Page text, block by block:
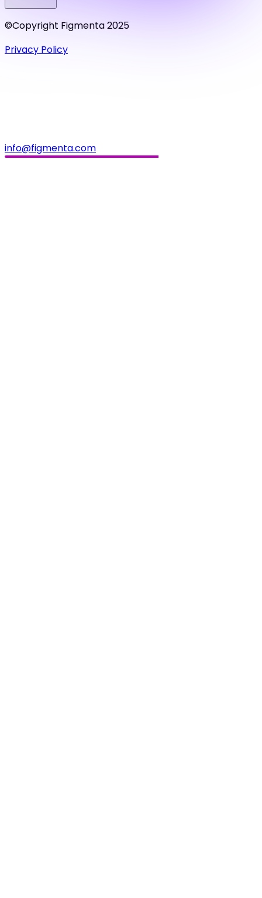
©Copyright Figmenta 2025
Privacy Policy
info@figmenta.com